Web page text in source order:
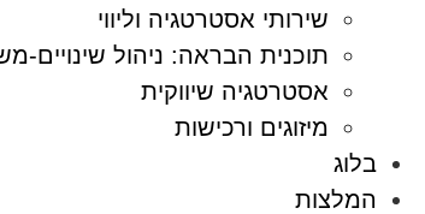
שירותי אסטרטגיה וליווי
תוכנית הבראה: ניהול שינויים-
אסטרטגיה שיווקית
מיזוגים ורכישות
בלוג
המלצות